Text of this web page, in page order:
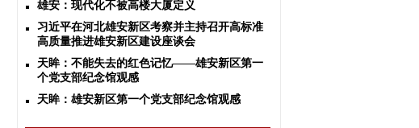
雄安：现代化不被高楼大厦定义
习近平在河北雄安新区考察并主持召开高标准
高质量推进雄安新区建设座谈会
天眸：不能失去的红色记忆——雄安新区第一
个党支部纪念馆观感
天眸：雄安新区第一个党支部纪念馆观感